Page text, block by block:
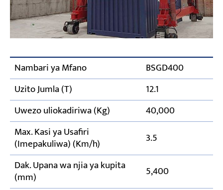
Nambari ya Mfano
BSGD400
Uzito Jumla (T)
12.1
Uwezo uliokadiriwa (Kg)
40,000
Max. Kasi ya Usafiri
(Imepakuliwa) (Km/h)
3.5
Dak. Upana wa njia ya kupita
(mm)
5,400